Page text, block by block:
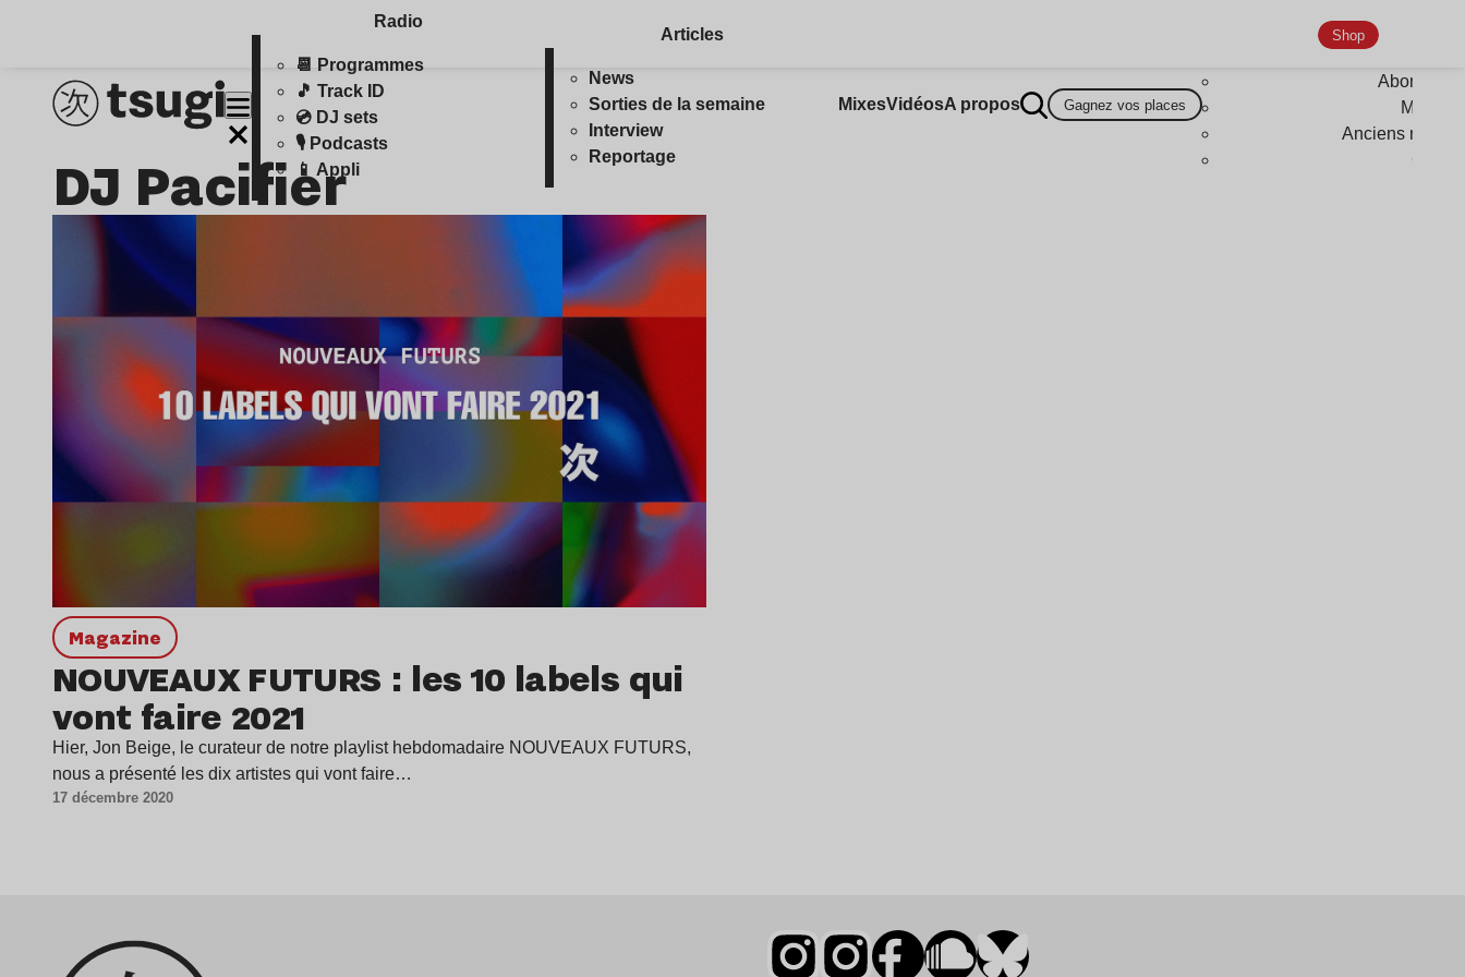
Radio
📆 Programmes
🎵 Track ID
💿 DJ sets
🎙️ Podcasts
📱 Appli
Articles
News
Sorties de la semaine
Interview
Reportage
MixesVidéosA propos Gagnez vos places
Shop
Anciens
DJ Pacifier
magazine
NOUVEAUX FUTURS : les 10 labels qui
vont faire 2021
Hier, Jon Beige, le curateur de notre playlist hebdomadaire NOUVEAUX FUTURS,
nous a présenté les dix artistes qui vont faire…
17 décembre 2020